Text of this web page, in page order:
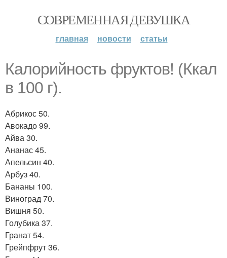
СОВРЕМЕННАЯ ДЕВУШКА
главная новости статьи
Калорийность фруктов! (Ккал
в 100 г).
Абрикос 50.
Авокадо 99.
Айва 30.
Ананас 45.
Апельсин 40.
Арбуз 40.
Бананы 100.
Виноград 70.
Вишня 50.
Голубика 37.
Гранат 54.
Грейпфрут 36.